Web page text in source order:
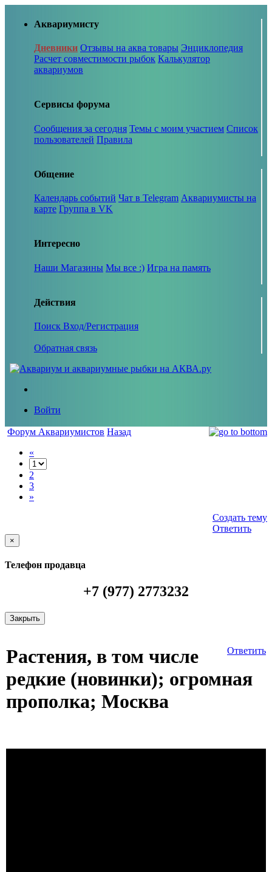
Аквариумисту
Дневники Отзывы на аква товары Энциклопедия
Расчет совместимости рыбок Калькулятор
аквариумов
Сервисы форума
Сообщения за сегодня Темы с моим участием Список
пользователей Правила
Общение
Календарь событий Чат в Telegram Аквариумисты на
карте Группа в VK
Интересно
Наши Магазины Мы все :) Игра на память
Действия
Поиск Вход/Регистрация
Обратная связь
Войти
Форум Аквариумистов Назад
«
2
3
»
Создать тему
Ответить
×
Телефон продавца
+7 (977) 2773232
Закрыть
Ответить
Растения, в том числе
редкие (новинки); огромная
прополка; Москва